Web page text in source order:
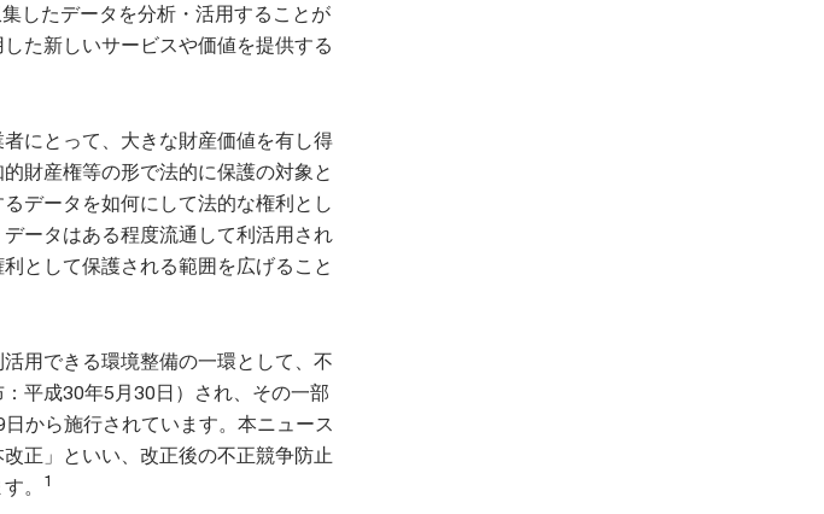
したデータを分析・活用することが
た新しいサービスや価値を提供する
にとって、大きな財産価値を有し得
財産権等の形で法的に保護の対象と
データを如何にして法的な権利とし
ータはある程度流通して利活用され
として保護される範囲を広げること
用できる環境整備の一環として、不
平成30年5月30日）され、その一部
から施行されています。本ニュース
正」といい、改正後の不正競争防止
。
1